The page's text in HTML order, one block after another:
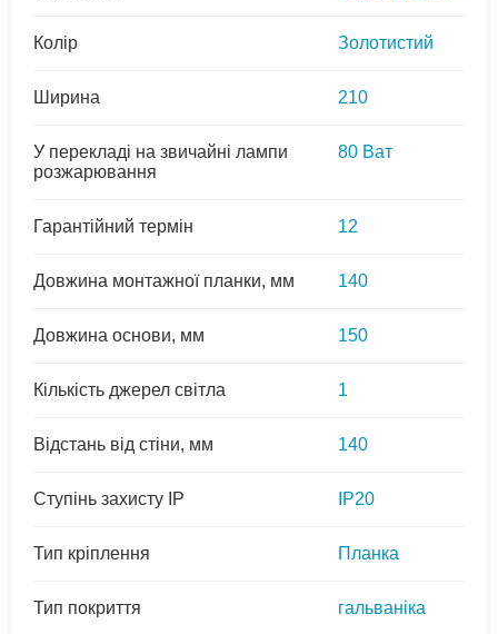
Колір Золотистий
Ширина 210
У перекладі на звичайні лампи
розжарювання
80 Ват
Гарантійний термін 12
Довжина монтажної планки, мм 140
Довжина основи, мм 150
Кількість джерел світла 1
Відстань від стіни, мм 140
Ступінь захисту IP IP20
Тип кріплення Планка
Тип покриття гальваніка